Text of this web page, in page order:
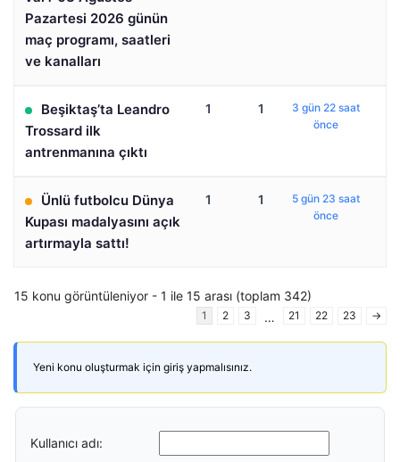
Pazartesi 2026 günün
maç programı, saatleri
ve kanalları
Beşiktaş’ta Leandro
Trossard ilk
antrenmanına çıktı
1 1
3 gün 22 saat
önce
Ünlü futbolcu Dünya
Kupası madalyasını açık
artırmayla sattı!
1 1
5 gün 23 saat
önce
15 konu görüntüleniyor - 1 ile 15 arası (toplam 342)
1 2 3 … 21 22 23 →
Yeni konu oluşturmak için giriş yapmalısınız.
Kullanıcı adı: